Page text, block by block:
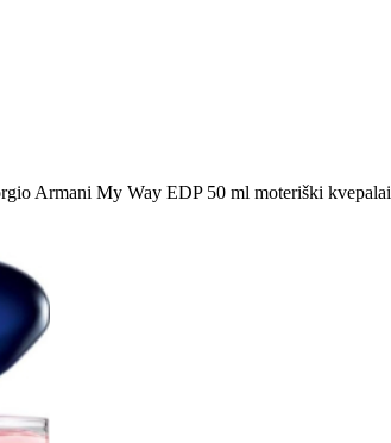
Armani My Way EDP 50 ml moteriški kvepalai